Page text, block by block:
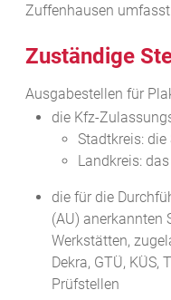
Zuffenhausen
Zuständige
Ausgabestellen für
die Kfz-
Stadtkreis:
Landkreis:
die für die
(AU) anerkannten
Werkstätten,
Dekra, GTÜ, KÜS,
Prüfstellen